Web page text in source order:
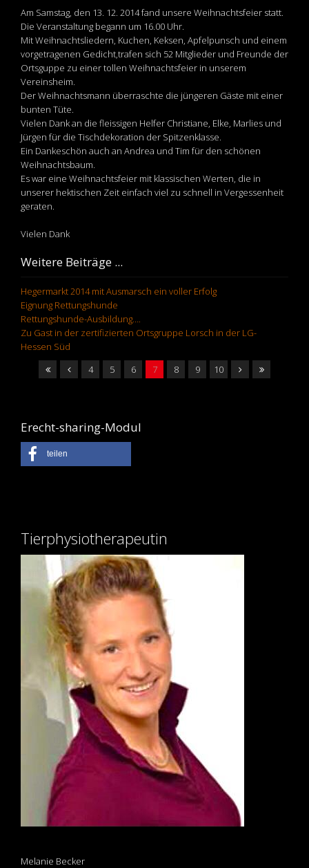
Am Samstag, den 13. 12. 2014 fand unsere Weihnachtsfeier statt.
Die Veranstaltung begann um 16.00 Uhr.
Mit Weihnachtsliedern, Kuchen, Keksen, Apfelpunsch und einem
vorgetragenen Gedicht,trafen sich 52 Mitglieder und Freunde der
Ortsguppe zu einer tollen Weihnachtsfeier in unserem
Vereinsheim.
Der Weihnachtsmann überraschte die jüngeren Gäste mit einer
bunten Tüte.
Vielen Dank an die fleissigen Helfer Christiane, Elke, Marlies und
Jürgen für die Tischdekoration der Spitzenklasse.
Ein Dankeschön auch an Andrea und Tim für den schönen
Weihnachtsbaum.
Es war eine Weihnachtsfeier mit klassischen Werten, die in
unserer hektischen Zeit einfach viel zu schnell in Vergessenheit
geraten.
Vielen Dank
Weitere Beiträge ...
Hegermarkt 2014 mit Ausmarsch ein voller Erfolg
Eignung Rettungshunde
Rettungshunde-Ausbildung….
Zu Gast in der zertifizierten Ortsgruppe Lorsch in der LG-
Hessen Süd
4
5 6 7 8 9 10
Erecht-sharing-Modul
teilen
Tierphysiotherapeutin
Melanie Becker